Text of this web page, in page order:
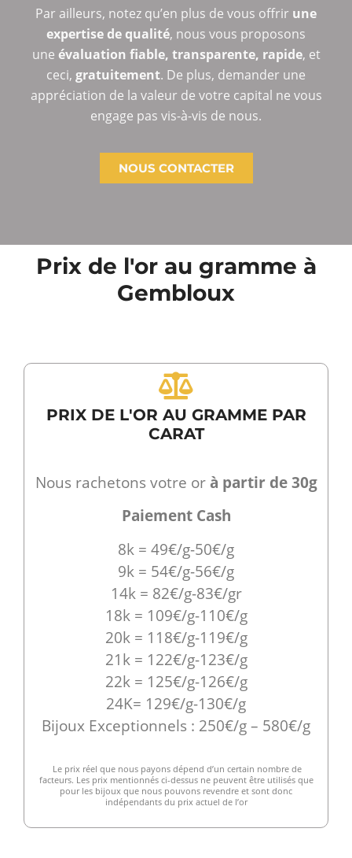
Par ailleurs, notez qu’en plus de vous offrir une
expertise de qualité, nous vous proposons
une évaluation fiable, transparente, rapide, et
ceci, gratuitement. De plus, demander une
appréciation de la valeur de votre capital ne vous
engage pas vis-à-vis de nous.
NOUS CONTACTER
Prix de l'or au gramme à
Gembloux
PRIX DE L'OR AU GRAMME PAR
CARAT
Nous rachetons votre orà partir de 30g
Paiement Cash
8k = 49€/g-50€/g
9k = 54€/g-56€/g
14k = 82€/g-83€/gr
18k = 109€/g-110€/g
20k = 118€/g-119€/g
21k = 122€/g-123€/g
22k = 125€/g-126€/g
24K= 129€/g-130€/g
Bijoux Exceptionnels : 250€/g – 580€/g
Le prix réel que nous payons dépend d’un certain nombre de
facteurs. Les prix mentionnés ci-dessus ne peuvent être utilisés que
pour les bijoux que nous pouvons revendre et sont donc
indépendants du prix actuel de l’or